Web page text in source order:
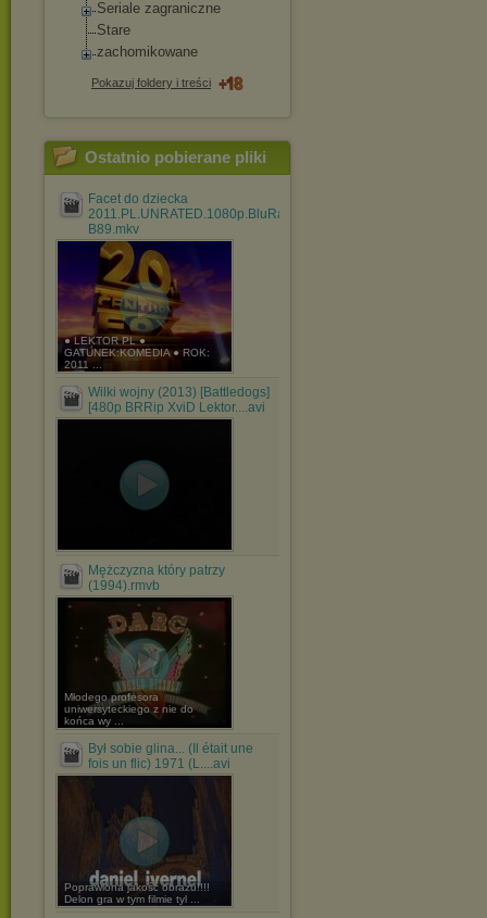
Seriale zagraniczne
Stare
zachomikowane
Pokazuj foldery i treści
Ostatnio pobierane pliki
Facet do dziecka
2011.PL.UNRATED.1080p.BluRay.x264-
B89.mkv
● LEKTOR PL ●
GATUNEK:KOMEDIA ● ROK:
2011 ...
Wilki wojny (2013) [Battledogs]
[480p BRRip XviD Lektor....avi
Mężczyzna który patrzy
(1994).rmvb
Młodego profesora
uniwersyteckiego z nie do
końca wy ...
Był sobie glina... (Il était une
fois un flic) 1971 (L....avi
Poprawiona jakość obrazu!!!!
Delon gra w tym filmie tyl ...